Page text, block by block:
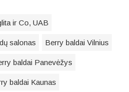
ir Co, UAB
salonas Berry baldai Vilnius
baldai Panevėžys
baldai Kaunas